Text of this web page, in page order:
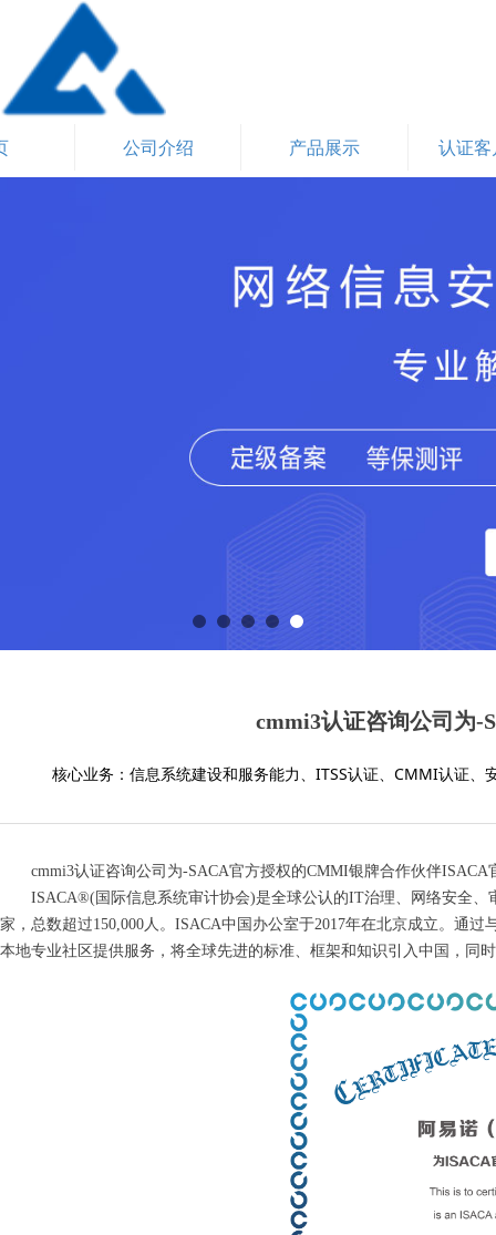
公司介绍 产品展示 认证客
cmmi3认证咨询公司为-
cmmi3认证咨询公司为-SACA官方授权的CMMI银牌合作伙伴ISACA
ISACA®(国际信息系统审计协会)是全球公认的IT治理、网络安全、
家，总数超过150,000人。ISACA中国办公室于2017年在北京成立。通
本地专业社区提供服务，将全球先进的标准、框架和知识引入中国，同
核心业务：信息系统建设和服务能力、ITSS认证、CMMI认证、